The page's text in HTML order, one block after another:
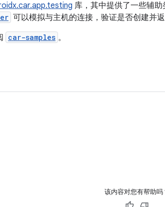
库，其中提供了一些辅
可以模拟与主机的连接，验证是否创建并
car-samples 。
该内容对您有帮助吗